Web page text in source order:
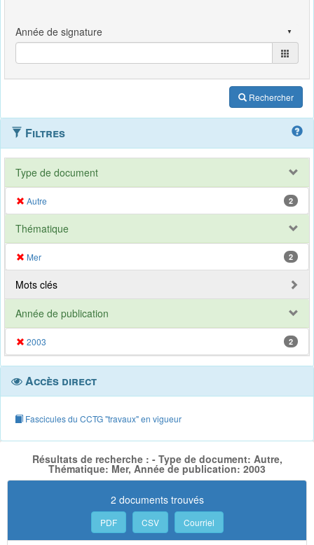
Rechercher
Filtres
Type de document
Autre 2
Thématique
Mer 2
Mots clés
Année de publication
2003 2
Accès direct
Fascicules du CCTG "travaux" en vigueur
Résultats de recherche : - Type de document: Autre,
Thématique: Mer, Année de publication: 2003
2 documents trouvés
PDF CSV Courriel